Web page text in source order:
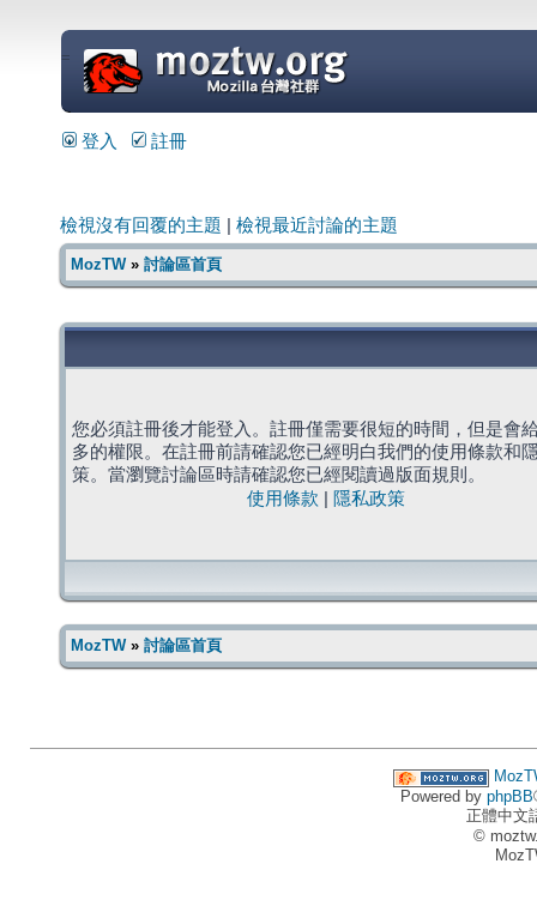
=
登入 註冊
檢視沒有回覆的主題 檢視最近討論的主題
MozTW» 討論區首頁
您必須註冊後才能登入。註冊僅需要很短的時間，但是會
多的權限。在註冊前請確認您已經明白我們的使用條款和
策。當瀏覽討論區時請確認您已經閱讀過版面規則。
使用條款
隱私政策
MozTW» 討論區首頁
Powered by phpBB
正體中文
©